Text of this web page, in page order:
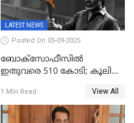
LATEST NEWS
Posted On 05-09-2025
ബോക്സോഫീസിൽ
ഇതുവരെ 510 കോടി; കൂലി
തീയതി പുറത്ത്
1 Min Read View All